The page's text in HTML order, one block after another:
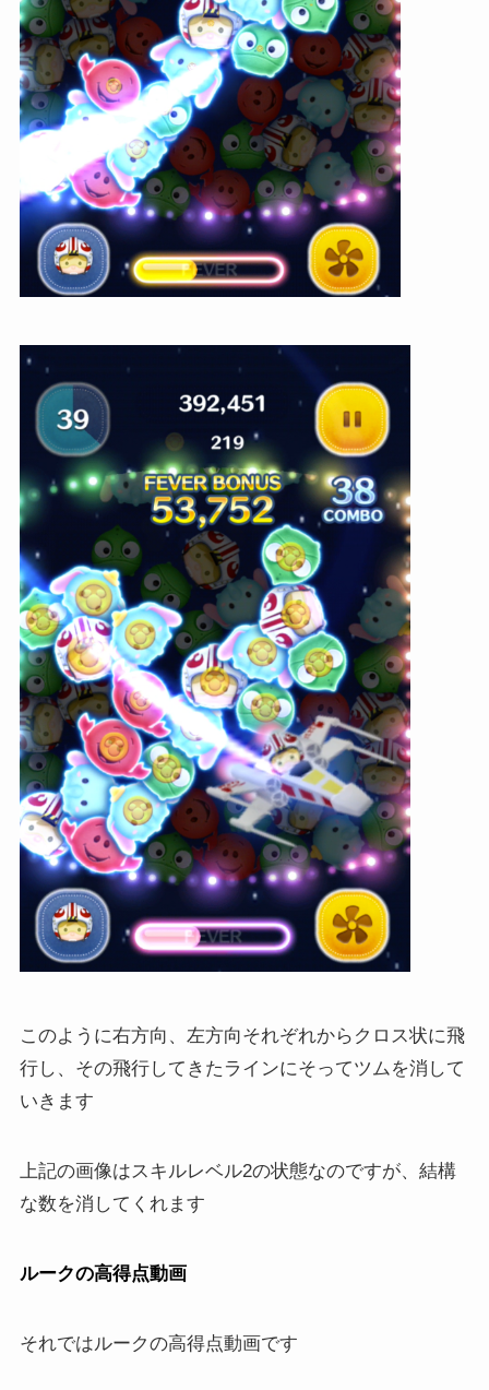
このように右方向、左方向それぞれからクロス状に飛
行し、その飛行してきたラインにそってツムを消して
いきます
上記の画像はスキルレベル2の状態なのですが、結構
な数を消してくれます
ルークの高得点動画
それではルークの高得点動画です